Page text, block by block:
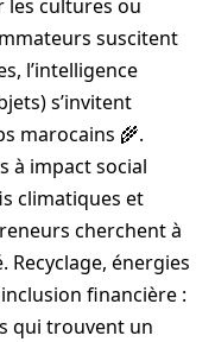
les cultures ou
suscitent
l’intelligence
s’invitent
marocains 🌾.
à impact social
climatiques et
cherchent à
énergies
financière :
qui trouvent un